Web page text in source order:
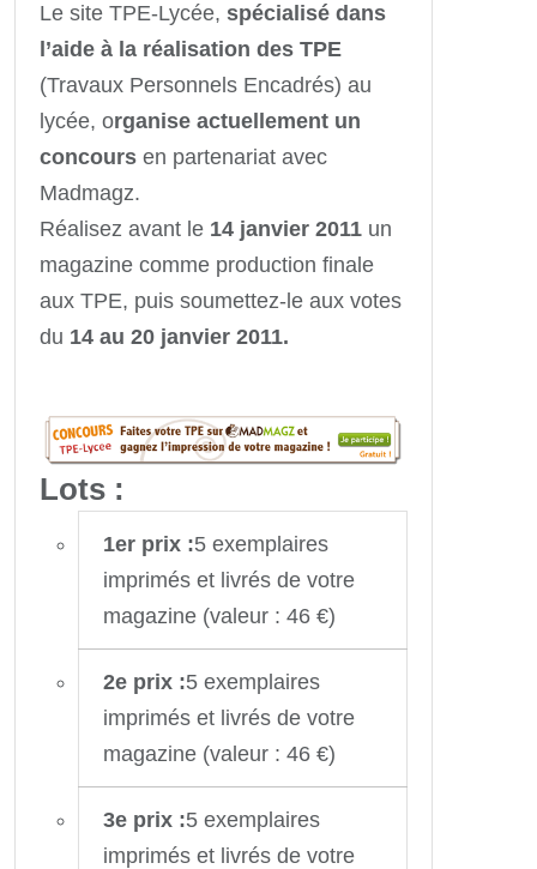
Le site TPE-Lycée, spécialisé dans
l’aide à la réalisation des TPE
(Travaux Personnels Encadrés) au
lycée, organise actuellement un
concours en partenariat avec
Madmagz.
Réalisez avant le 14 janvier 2011 un
magazine comme production finale
aux TPE, puis soumettez-le aux votes
du 14 au 20 janvier 2011.
Lots :
1er prix :5 exemplaires
imprimés et livrés de votre
magazine (valeur : 46 €)
2e prix :5 exemplaires
imprimés et livrés de votre
magazine (valeur : 46 €)
3e prix :5 exemplaires
imprimés et livrés de votre